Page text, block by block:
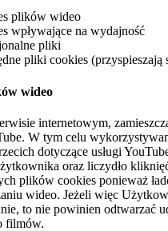
plików wideo
wpływające na wydajność
pliki
pliki cookies (przyspieszają
wideo
internetowym,
W tym celu
dotyczące usługi
oraz liczydło
plików cookies ponieważ
wideo. Jeżeli więc
to nie powinien odtwarzać
filmów.